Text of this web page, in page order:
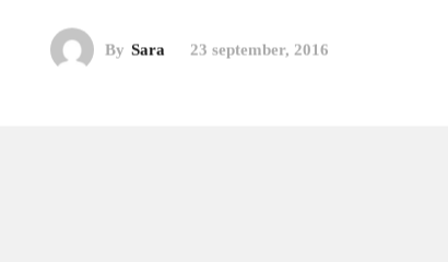
By Sara 23 september, 2016